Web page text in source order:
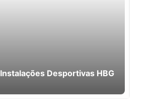
Instalações Desportivas HBG